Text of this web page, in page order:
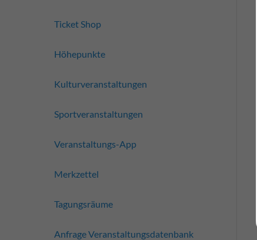
Ticket Shop
Höhepunkte
Kulturveranstaltungen
Sportveranstaltungen
Veranstaltungs-App
Merkzettel
Tagungsräume
Anfrage Veranstaltungsdatenbank